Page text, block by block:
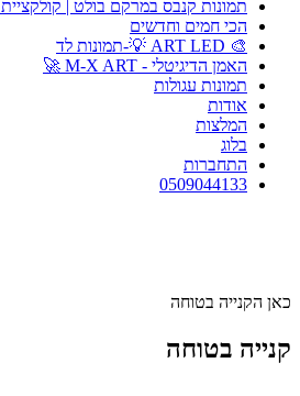
תמונות קנבס במרקם בולט | קולקציית Art Touch
הכי חמים וחדשים
🎨 ART LED 💡-תמונות לד
האמן הדיגיטלי - M-X ART 🚀
תמונות עגולות
אודות
המלצות
בלוג
התחברות
0509044133
כאן הקנייה בטוחה
קנייה בטוחה